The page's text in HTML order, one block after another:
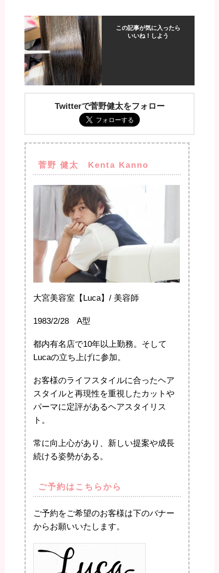
この記事が気に入ったら
いいね！しよう
Twitterで菅野健太をフォロー
菅野 健太 Kenta Kanno
大宮美容室【Luca】/ 美容師
1983/2/28 A型
都内有名店で10年以上勤務。そして
Lucaの立ち上げに参加。
お客様のライフスタイルに合ったヘア
スタイルと再現性を重視したカットや
パーマに定評があるヘアスタイリス
ト。
常に向上心があり、新しい提案や成長
続ける姿勢がある。
ご予約はこちらから
ご予約をご希望のお客様は下のバナー
からお願いいたします。